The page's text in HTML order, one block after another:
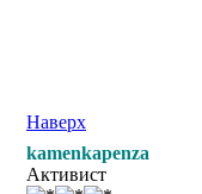
Наверх
kamenkapenza
Активист